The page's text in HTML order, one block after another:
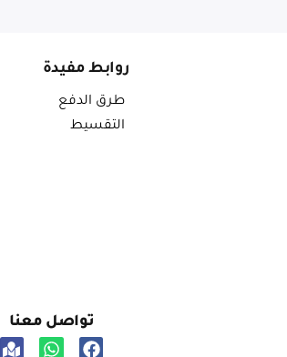
روابط مفيدة
طرق الدفع
التقسيط
تواصل معنا